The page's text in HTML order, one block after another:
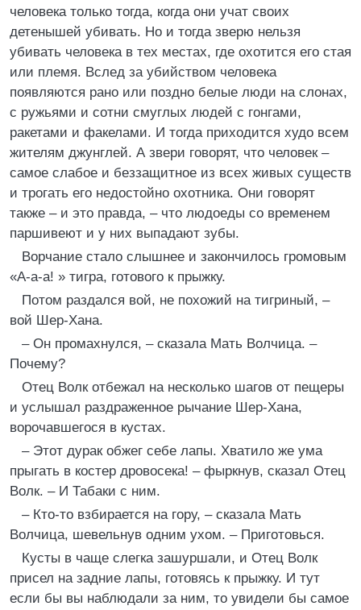
человека только тогда, когда они учат своих
детенышей убивать. Но и тогда зверю нельзя
убивать человека в тех местах, где охотится его стая
или племя. Вслед за убийством человека
появляются рано или поздно белые люди на слонах,
с ружьями и сотни смуглых людей с гонгами,
ракетами и факелами. И тогда приходится худо всем
жителям джунглей. А звери говорят, что человек –
самое слабое и беззащитное из всех живых существ
и трогать его недостойно охотника. Они говорят
также – и это правда, – что людоеды со временем
паршивеют и у них выпадают зубы.
Ворчание стало слышнее и закончилось громовым
«А-а-а! » тигра, готового к прыжку.
Потом раздался вой, не похожий на тигриный, –
вой Шер-Хана.
– Он промахнулся, – сказала Мать Волчица. –
Почему?
Отец Волк отбежал на несколько шагов от пещеры
и услышал раздраженное рычание Шер-Хана,
ворочавшегося в кустах.
– Этот дурак обжег себе лапы. Хватило же ума
прыгать в костер дровосека! – фыркнув, сказал Отец
Волк. – И Табаки с ним.
– Кто-то взбирается на гору, – сказала Мать
Волчица, шевельнув одним ухом. – Приготовься.
Кусты в чаще слегка зашуршали, и Отец Волк
присел на задние лапы, готовясь к прыжку. И тут
если бы вы наблюдали за ним, то увидели бы самое